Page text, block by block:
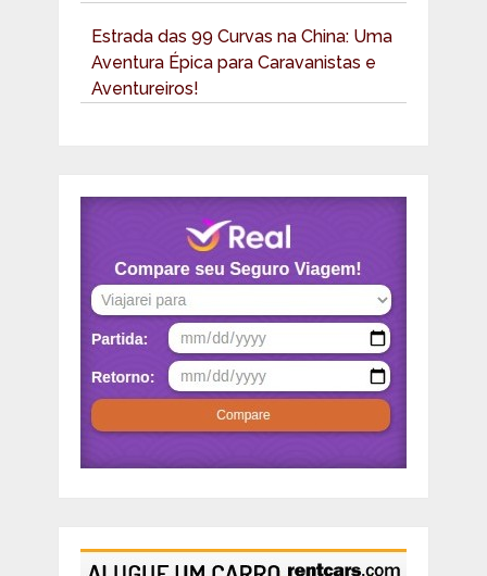
Estrada das 99 Curvas na China: Uma
Aventura Épica para Caravanistas e
Aventureiros!